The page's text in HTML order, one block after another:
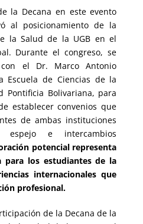
la Decana en este evento
al posicionamiento de la
la Salud de la UGB en el
Durante el congreso, se
el Dr. Marco Antonio
Escuela de Ciencias de la
Pontificia Bolivariana, para
establecer convenios que
de ambas instituciones
e intercambios
potencial representa
para los estudiantes de la
internacionales que
profesional.
de la Decana de la